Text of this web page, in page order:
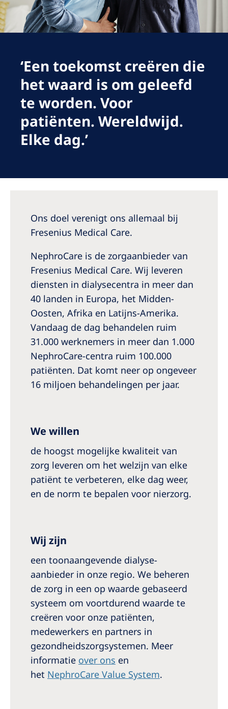
Romania
Russia
Slovakia
Slovenia
Spain
Sweden
Switzerland
Asia Pacific
Australia
Philippines
North America
United States of America
NephroCare International
Global Website
‘Een toekomst creëren die
het waard is om geleefd
te worden. Voor
patiënten. Wereldwijd.
Elke dag.’
Ons doel verenigt ons allemaal bij
Fresenius Medical Care.
NephroCare is de zorgaanbieder van
Fresenius Medical Care. Wij leveren
diensten in dialysecentra in meer dan
40 landen in Europa, het Midden-
Oosten, Afrika en Latijns-Amerika.
Vandaag de dag behandelen ruim
31.000 werknemers in meer dan 1.000
NephroCare-centra ruim 100.000
patiënten. Dat komt neer op ongeveer
16 miljoen behandelingen per jaar.
We willen
de hoogst mogelijke kwaliteit van
zorg leveren om het welzijn van elke
patiënt te verbeteren, elke dag weer,
en de norm te bepalen voor nierzorg.
Wij zijn
een toonaangevende dialyse-
aanbieder in onze regio. We beheren
de zorg in een op waarde gebaseerd
systeem om voortdurend waarde te
creëren voor onze patiënten,
medewerkers en partners in
gezondheidszorgsystemen. Meer
informatie over ons en
het NephroCare Value System.